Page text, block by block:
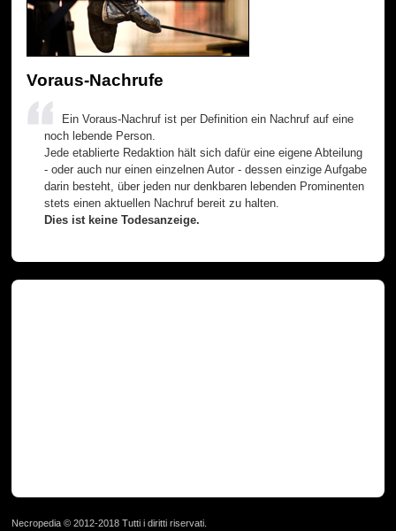
Voraus-Nachrufe
Ein Voraus-Nachruf ist per Definition ein Nachruf auf eine
noch lebende Person.
Jede etablierte Redaktion hält sich dafür eine eigene Abteilung
- oder auch nur einen einzelnen Autor - dessen einzige Aufgabe
darin besteht, über jeden nur denkbaren lebenden Prominenten
stets einen aktuellen Nachruf bereit zu halten.
Dies ist keine Todesanzeige.
Necropedia © 2012-2018 Tutti i diritti riservati.